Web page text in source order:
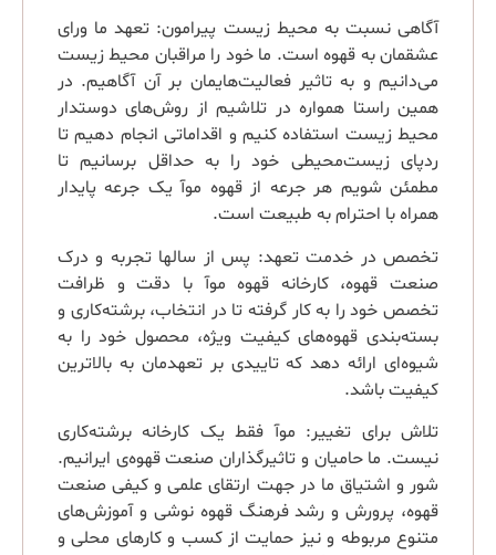
آگاهی نسبت به محیط زیست پیرامون: تعهد ما ورای
عشقمان به قهوه است. ما خود را مراقبان محیط زیست
می‌دانیم و به تاثیر فعالیت‌هایمان بر آن آگاهیم. در
همین راستا همواره در تلاشیم از روش‌های دوستدار
محیط زیست استفاده کنیم و اقداماتی انجام دهیم تا
ردپای زیست‌محیطی خود را به حداقل برسانیم تا
مطمئن شویم هر جرعه از قهوه موآ یک جرعه پایدار
همراه با احترام به طبیعت است.
تخصص در خدمت تعهد: پس از سالها تجربه و درک
صنعت قهوه، کارخانه قهوه موآ با دقت و ظرافت
تخصص خود را به کار گرفته تا در انتخاب، برشته‌کاری و
‌بسته‌بندی قهوه‌های کیفیت ویژه، محصول خود را به
شیوه‌ای ارائه دهد که تاییدی بر تعهدمان به بالاترین
کیفیت باشد.
تلاش برای تغییر: موآ فقط یک کارخانه برشته‌کاری
نیست. ما حامیان و تاثیرگذاران صنعت قهوه‌ی ایرانیم.
شور و اشتیاق ما در جهت ارتقای علمی و کیفی صنعت
قهوه، پرورش و رشد فرهنگ قهوه نوشی و آموزش‌های
متنوع مربوطه و نیز حمایت از کسب و کارهای محلی و